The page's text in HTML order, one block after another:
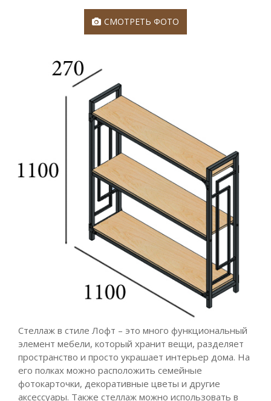
СМОТРЕТЬ ФОТО
Стеллаж в стиле Лофт – это много функциональный
элемент мебели, который хранит вещи, разделяет
пространство и просто украшает интерьер дома. На
его полках можно расположить семейные
фотокарточки, декоративные цветы и другие
аксессуары. Также стеллаж можно использовать в